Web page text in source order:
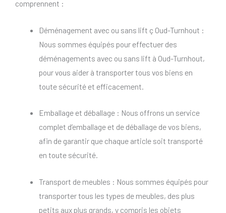
comprennent :
Déménagement avec ou sans lift ç Oud-Turnhout :
Nous sommes équipés pour effectuer des
déménagements avec ou sans lift à Oud-Turnhout,
pour vous aider à transporter tous vos biens en
toute sécurité et efficacement.
Emballage et déballage : Nous offrons un service
complet d’emballage et de déballage de vos biens,
afin de garantir que chaque article soit transporté
en toute sécurité.
Transport de meubles : Nous sommes équipés pour
transporter tous les types de meubles, des plus
petits aux plus grands, y compris les objets